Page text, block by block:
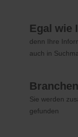
Egal wie
denn Ihre
auch in
Sie werden
gefunden